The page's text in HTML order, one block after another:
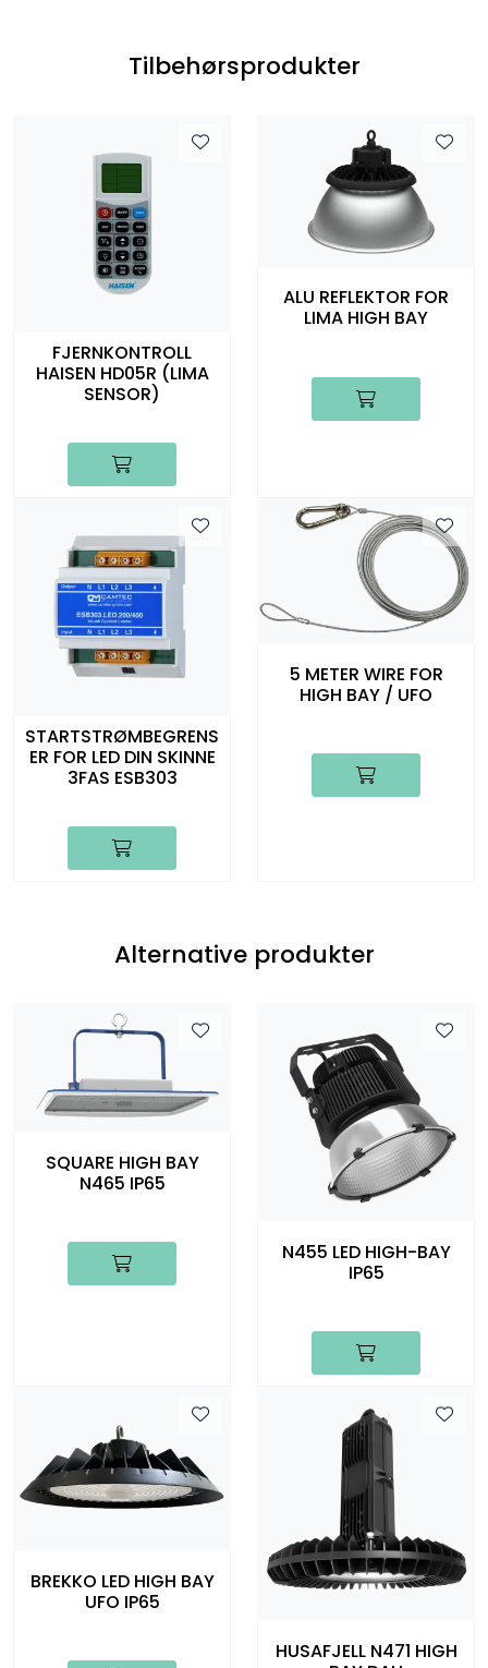
Tilbehørsprodukter
FJERNKONTROLL
HAISEN HD05R (LIMA
SENSOR)
ALU REFLEKTOR FOR
LIMA HIGH BAY
STARTSTRØMBEGRENS
ER FOR LED DIN SKINNE
3FAS ESB303
5 METER WIRE FOR
HIGH BAY / UFO
Alternative produkter
SQUARE HIGH BAY
N465 IP65
N455 LED HIGH-BAY
IP65
BREKKO LED HIGH BAY
UFO IP65
HUSAFJELL N471 HIGH